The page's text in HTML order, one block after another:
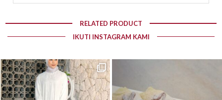
RELATED PRODUCT
IKUTI INSTAGRAM KAMI